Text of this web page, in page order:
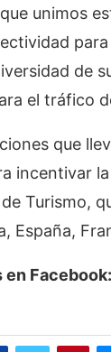
unimos
de
el tráfico
que
incentivar
Turismo,
España,
en Facebook: